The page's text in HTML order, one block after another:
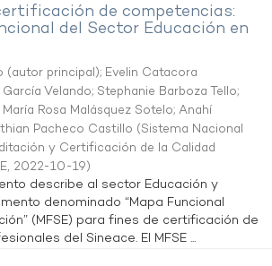
de competencias:
del Sector Educación en
(autor principal); Evelin Catacora
Velando; Stephanie Barboza Tello;
María Rosa Malásquez Sotelo; Anahí
Pacheco Castillo (Sistema Nacional
y Certificación de la Calidad
, 2022-10-19)
describe al sector Educación y
denominado “Mapa Funcional
(MFSE) para fines de certificación de
del Sineace. El MFSE ...